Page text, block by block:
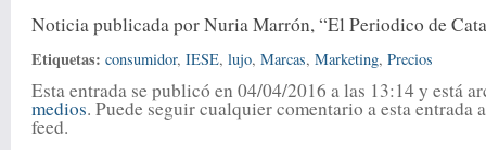
Noticia publicada por Nuria Marrón, “El Periodico de
Etiquetas: consumidor,IESE,lujo,Marcas,Marketing,Precios
Esta entrada se publicó en 04/04/2016 a las 13:14 y está
medios. Puede seguir cualquier comentario a esta entrada
feed.